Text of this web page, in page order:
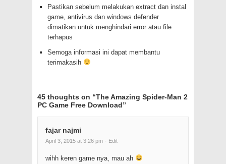
Pastikan sebelum melakukan extract dan instal
game, antivirus dan windows defender
dimatikan untuk menghindari error atau file
terhapus
Semoga informasi ini dapat membantu
terimakasih
45 thoughts on “The Amazing Spider-Man 2
PC Game Free Download”
fajar najmi
April 3, 2015 at 3:26 pm · Edit
wihh keren game nya, mau ah